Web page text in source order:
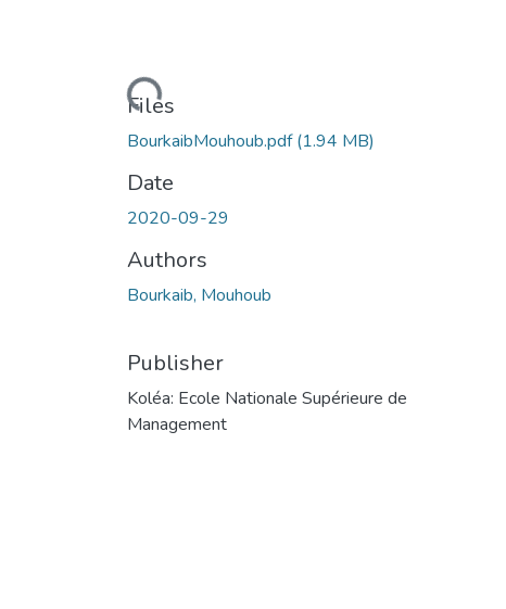
Loading...
Files
BourkaibMouhoub.pdf(1.94 MB)
Date
2020-09-29
Authors
Bourkaib, Mouhoub
Publisher
Koléa: Ecole Nationale Supérieure de
Management